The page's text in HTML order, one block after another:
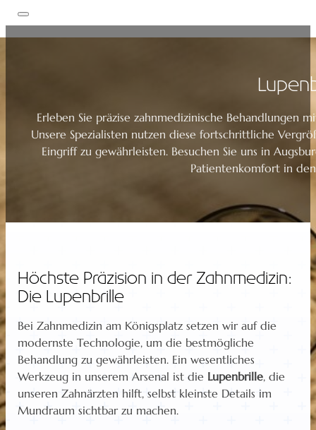
Erleben Sie präzise zahnmedizinische Behandlungen
Unsere Spezialisten nutzen diese fortschrittliche
Eingriff zu gewährleisten. Besuchen Sie uns in
Patientenkomfort in
Höchste Präzision in der Zahnmedizin:
Die Lupenbrille
Bei Zahnmedizin am Königsplatz setzen wir auf die
modernste Technologie, um die bestmögliche
Behandlung zu gewährleisten. Ein wesentliches
Werkzeug in unserem Arsenal ist die Lupenbrille, die
unseren Zahnärzten hilft, selbst kleinste Details im
Mundraum sichtbar zu machen.